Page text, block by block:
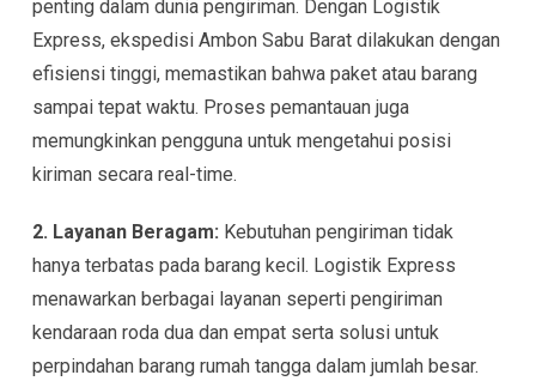
penting dalam dunia pengiriman. Dengan Logistik
Express, ekspedisi Ambon Sabu Barat dilakukan dengan
efisiensi tinggi, memastikan bahwa paket atau barang
sampai tepat waktu. Proses pemantauan juga
memungkinkan pengguna untuk mengetahui posisi
kiriman secara real-time.
2. Layanan Beragam: Kebutuhan pengiriman tidak
hanya terbatas pada barang kecil. Logistik Express
menawarkan berbagai layanan seperti pengiriman
kendaraan roda dua dan empat serta solusi untuk
perpindahan barang rumah tangga dalam jumlah besar.